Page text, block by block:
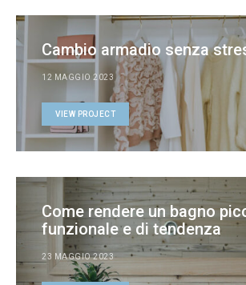
Cambio armadio senza
12 MAGGIO 2023
VIEW PROJECT
Come rendere un bagno
funzionale e di tendenza
23 MAGGIO 2023